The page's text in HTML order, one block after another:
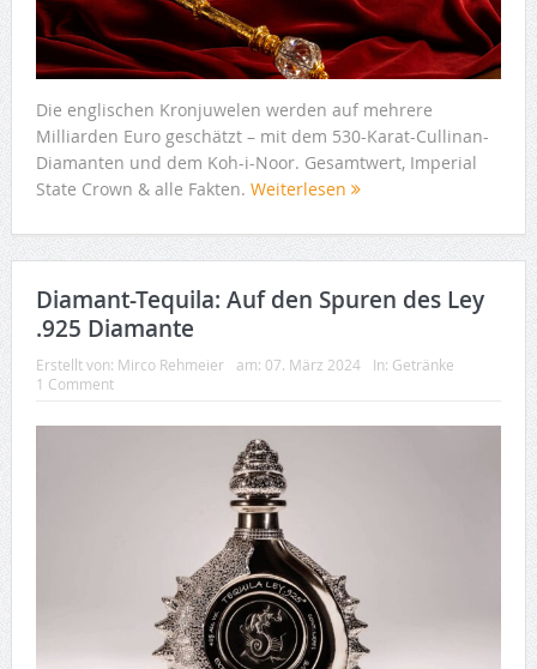
Die englischen Kronjuwelen werden auf mehrere
Milliarden Euro geschätzt – mit dem 530-Karat-Cullinan-
Diamanten und dem Koh-i-Noor. Gesamtwert, Imperial
State Crown & alle Fakten. Weiterlesen
Diamant-Tequila: Auf den Spuren des Ley
.925 Diamante
Erstellt von: Mirco Rehmeier am: 07. März 2024 In: Getränke
1 Comment